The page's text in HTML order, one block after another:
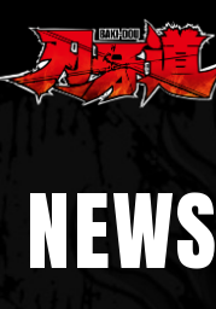
NEWS